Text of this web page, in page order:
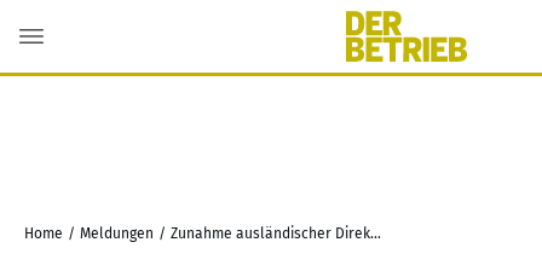
Home / Meldungen / Zunahme ausländischer Direktinvestitionen